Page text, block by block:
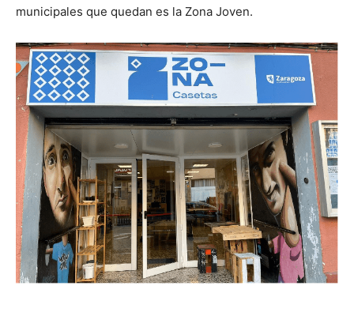
municipales que quedan es la Zona Joven.